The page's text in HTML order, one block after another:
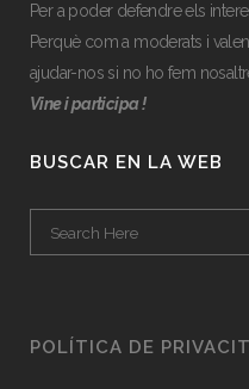
Per a poder defendre els
Perquè com a moderats i
ajudar-nos si no ho fem
Vine i participa !
BUSCAR EN LA WEB
POLÍTICA DE